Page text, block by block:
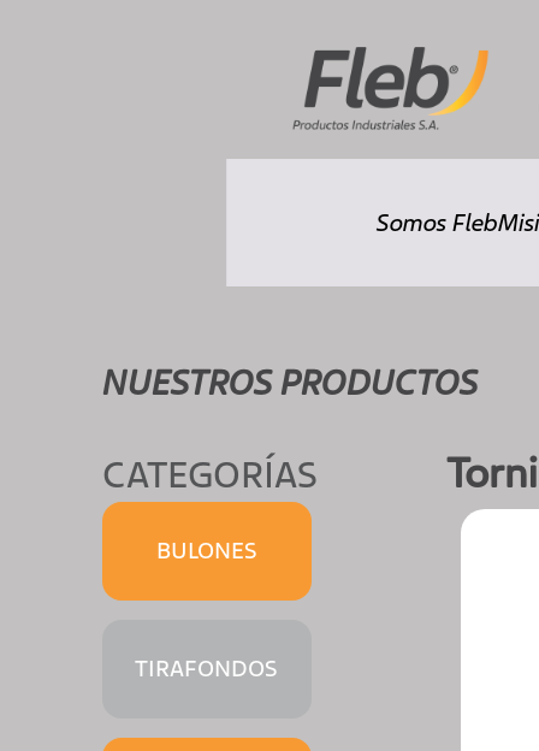
Somos Fleb
NUESTROS PRODUCTOS
CATEGORÍAS
BULONES
TIRAFONDOS